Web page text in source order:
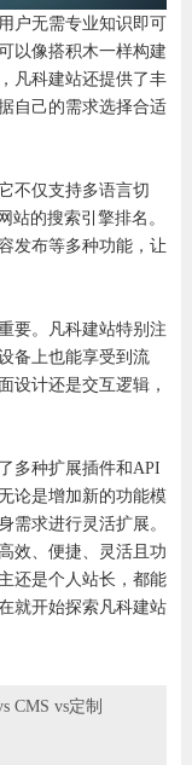
户无需专业知识即可
以像搭积木一样构建
凡科建站还提供了丰
自己的需求选择合适
不仅支持多语言切
站的搜索引擎排名。
发布等多种功能，让
要。凡科建站特别注
备上也能享受到流
设计还是交互逻辑，
多种扩展插件和API
论是增加新的功能模
需求进行灵活扩展。
效、便捷、灵活且功
还是个人站长，都能
就开始探索凡科建站
CMS vs定制